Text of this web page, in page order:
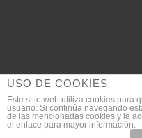
© 2018
SEO
USO DE COOKIES
Este sitio web utiliza cookies para
usuario. Si continúa navegando
de las mencionadas cookies y la
el enlace para mayor información.